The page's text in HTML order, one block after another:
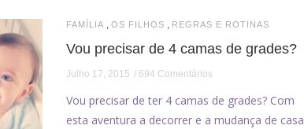
FAMÍLIA OS FILHOS REGRAS E ROTINAS
Vou precisar de 4 camas de grades?
Julho 17, 2015 694 Comentários
Vou precisar de ter 4 camas de grades? Com
esta aventura a decorrer e a mudança de casa